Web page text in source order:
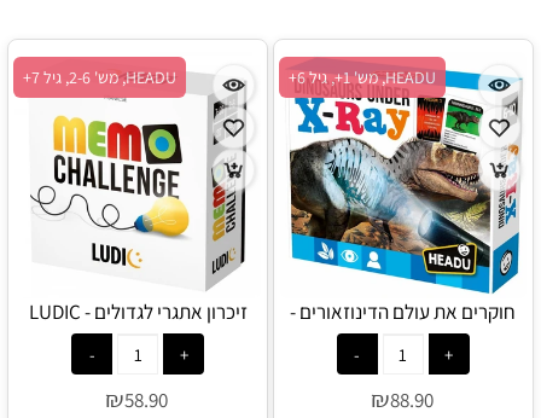
HEADU, מש' 1+, גיל 6+
חוקרים את עולם הדינוזאורים -
HEADU
₪88.90
HEADU, מש' 2-6, גיל 7+
זיכרון אתגרי לגדולים - LUDIC
Headu
₪58.90